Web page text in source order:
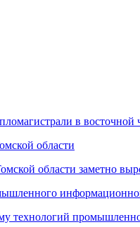
в восточной
области заметно
технологий